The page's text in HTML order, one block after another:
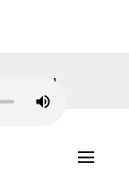
Del
2022